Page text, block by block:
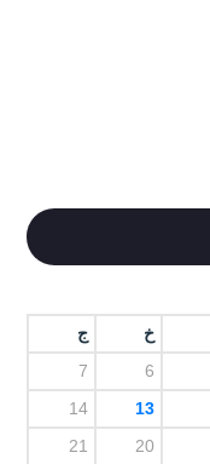
خ ج
6
7
13
14
20
21